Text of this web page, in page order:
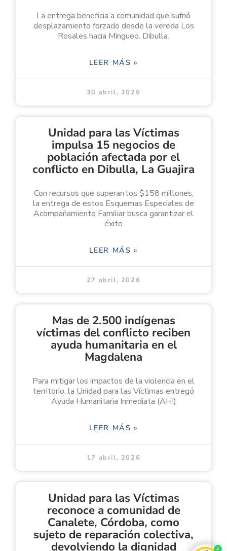
La entrega beneficia a comunidad que sufrió
desplazamiento forzado desde la vereda Los
Rosales hacia Mingueo. Dibulla.
LEER MÁS »
30 abril, 2026
Unidad para las Víctimas
impulsa 15 negocios de
población afectada por el
conflicto en Dibulla, La Guajira
Con recursos que superan los $158 millones,
la entrega de estos Esquemas Especiales de
Acompañamiento Familiar busca garantizar el
éxito
LEER MÁS »
27 abril, 2026
Mas de 2.500 indígenas
víctimas del conflicto reciben
ayuda humanitaria en el
Magdalena
Para mitigar los impactos de la violencia en el
territorio, la Unidad para las Víctimas entregó
Ayuda Humanitaria Inmediata (AHI)
LEER MÁS »
17 abril, 2026
Unidad para las Víctimas
reconoce a comunidad de
Canalete, Córdoba, como
sujeto de reparación colectiva,
devolviendo la dignidad 4